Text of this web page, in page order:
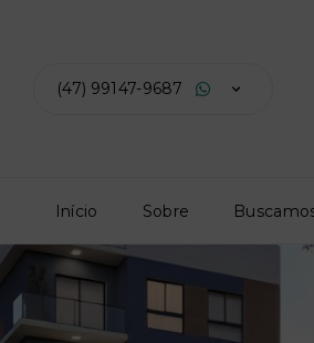
(47) 99147-9687
Início Sobre